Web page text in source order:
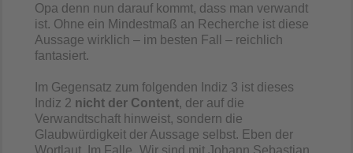
Opa denn nun darauf kommt, dass man verwandt
ist. Ohne ein Mindestmaß an Recherche ist diese
Aussage wirklich – im besten Fall – reichlich
fantasiert.
Im Gegensatz zum folgenden Indiz 3 ist dieses
Indiz 2 nicht der Content, der auf die
Verwandtschaft hinweist, sondern die
Glaubwürdigkeit der Aussage selbst. Eben der
Wortlaut. Im Falle „Wir sind mit Johann Sebastian